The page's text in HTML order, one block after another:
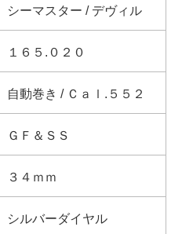
シーマスター / デヴィル
１６５.０２０
自動巻き / Ｃａｌ.５５２
ＧＦ＆ＳＳ
３４ｍｍ
シルバーダイヤル